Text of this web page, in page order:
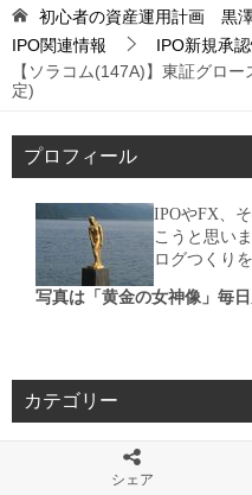
初心者の資産運用計画 黒
IPO関連情報
IPO新規承
【ソラコム(147A)】東証グロ
定)
プロフィール
IPOやFX、
こうと思い
ログつくり
写真は「黄金の女神像」毎
カテゴリー
シェア